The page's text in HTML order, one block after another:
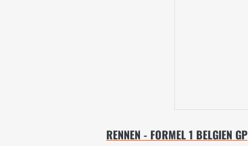
RENNEN - FORMEL 1 BELGIEN GP